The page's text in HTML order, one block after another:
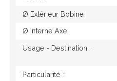
Ø Extérieur Bobine
Ø Interne Axe
Usage - Destination :
Particularité :